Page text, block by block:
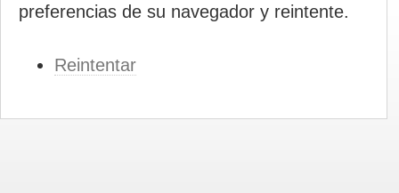
preferencias de su navegador y reintente.
Reintentar